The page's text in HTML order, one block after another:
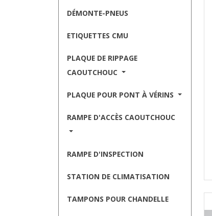
DÉMONTE-PNEUS
ETIQUETTES CMU
PLAQUE DE RIPPAGE
CAOUTCHOUC
PLAQUE POUR PONT À VÉRINS
RAMPE D'ACCÈS CAOUTCHOUC
RAMPE D'INSPECTION
STATION DE CLIMATISATION
TAMPONS POUR CHANDELLE